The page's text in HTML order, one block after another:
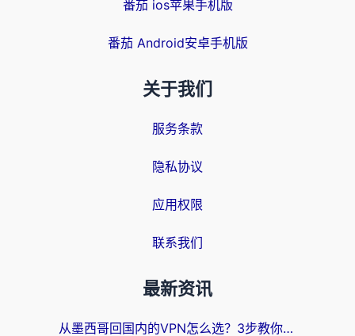
番茄 ios苹果手机版
番茄 Android安卓手机版
关于我们
服务条款
隐私协议
应用权限
联系我们
最新资讯
从墨西哥回国内的VPN怎么选？3步教你无缝刷剧、玩国服游戏